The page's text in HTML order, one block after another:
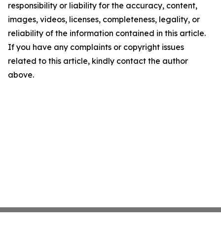
responsibility or liability for the accuracy, content,
images, videos, licenses, completeness, legality, or
reliability of the information contained in this article.
If you have any complaints or copyright issues
related to this article, kindly contact the author
above.